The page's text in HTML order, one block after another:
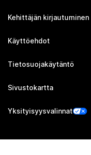
Kehittäjän kirjautuminen
Käyttöehdot
Tietosuojakäytäntö
Sivustokartta
Yksityisyysvalinnat